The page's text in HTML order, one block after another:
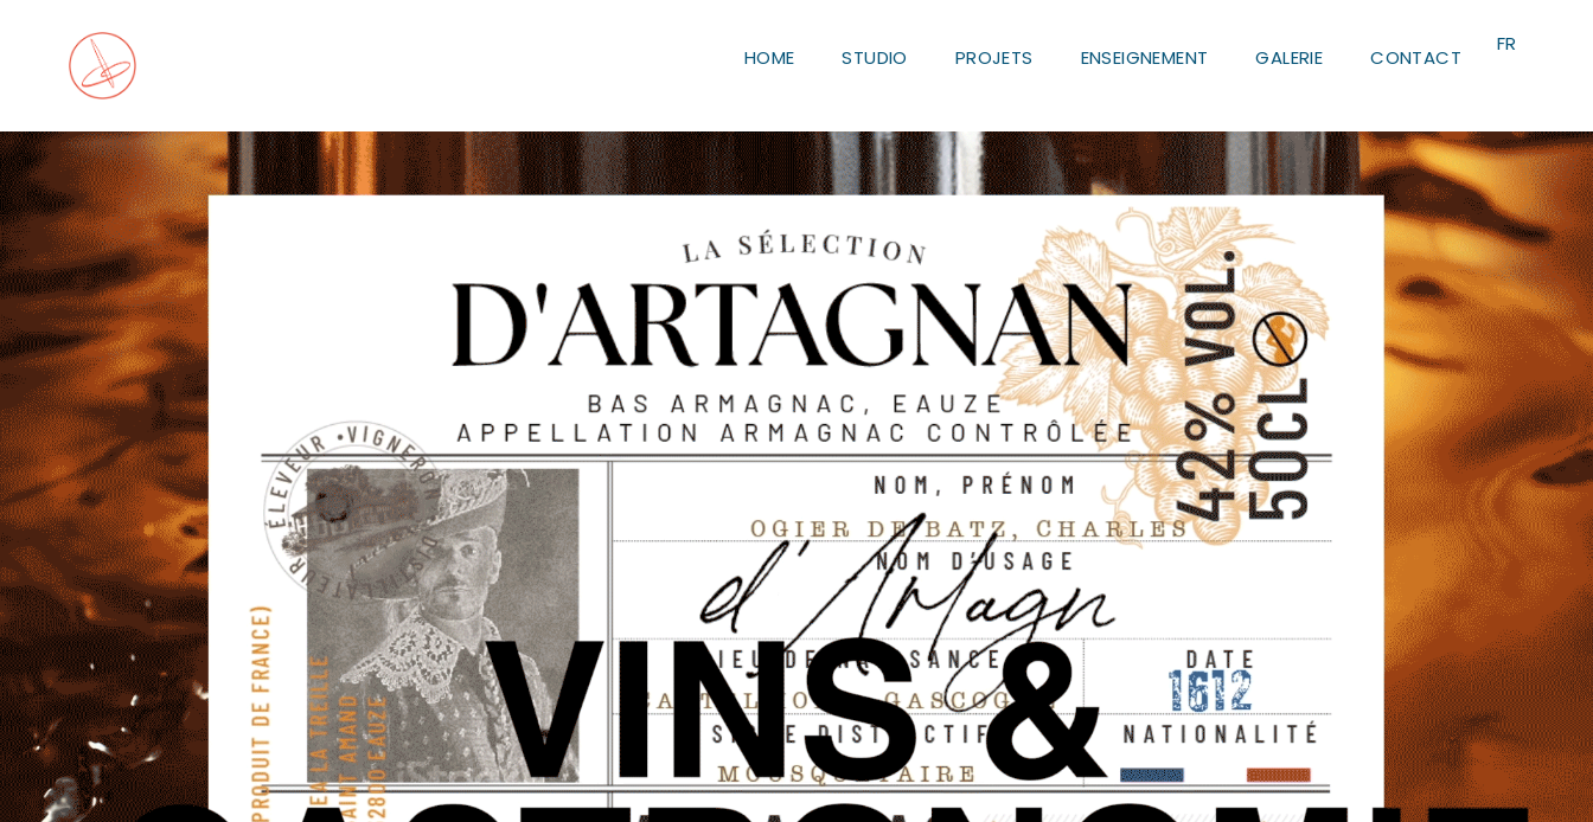
HOME STUDIO PROJETS ENSEIGNEMENT GALERIE CONTACT
FR
EN